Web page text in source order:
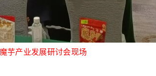
魔芋产业发展研讨会现场